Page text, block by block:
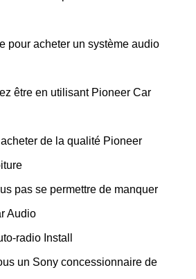
pour acheter un système audio
être en utilisant Pioneer Car
de la qualité Pioneer
pas se permettre de manquer
Audio
radio Install
un Sony concessionnaire de